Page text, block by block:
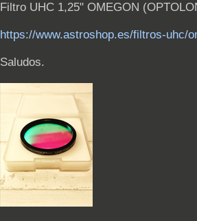
Filtro UHC 1,25" OMEGON
https://www.astroshop.es/filtros-uhc/
Saludos.